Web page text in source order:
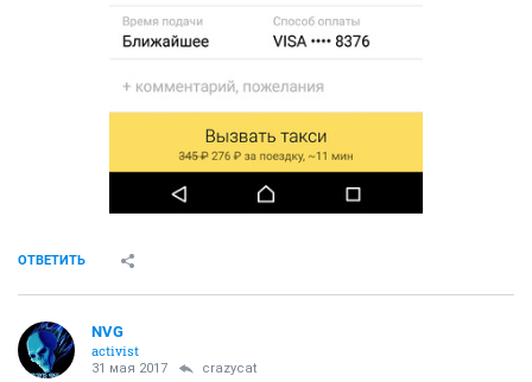
ОТВЕТИТЬ
NVG
activist
31 мая 2017 crazycat